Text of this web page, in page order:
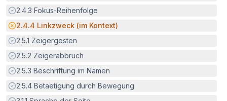
Erfüllt:
2.4.3 Fokus-Reihenfolge
Potenzielle Barriere:
2.4.4 Linkzweck (im Kontext)
Erfüllt:
2.5.1 Zeigergesten
Erfüllt:
2.5.2 Zeigerabbruch
Erfüllt:
2.5.3 Beschriftung im Namen
Erfüllt:
2.5.4 Betaetigung durch Bewegung